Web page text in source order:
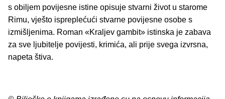
s obiljem povijesne istine opisuje stvarni život u starome
Rimu, vješto ispreplećući stvarne povijesne osobe s
izmišljenima. Roman «Kraljev gambit» istinska je zabava
za sve ljubitelje povijesti, krimića, ali prije svega izvrsna,
napeta štiva.